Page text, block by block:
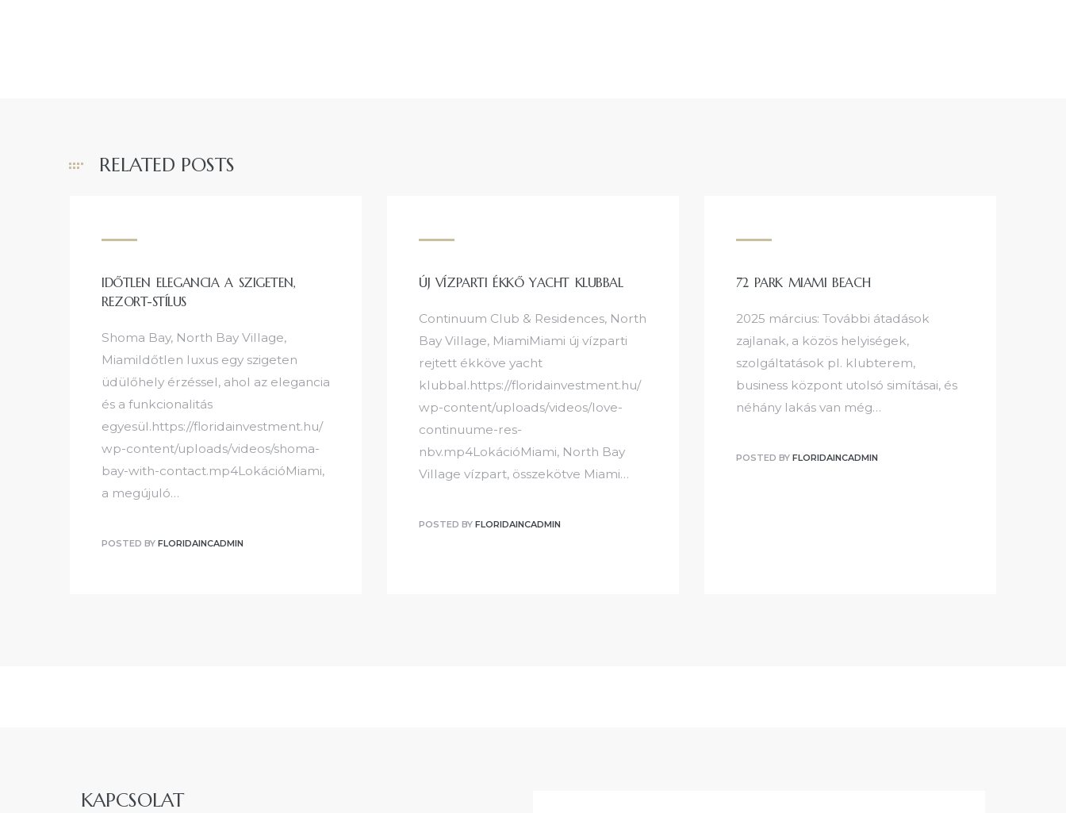
RELATED POSTS
IDŐTLEN ELEGANCIA A SZIGETEN,
REZORT-STÍLUS
Shoma Bay, North Bay Village,
MiamiIdőtlen luxus egy szigeten
üdülőhely érzéssel, ahol az elegancia
és a funkcionalitás
egyesül.https://floridainvestment.hu/
wp-content/uploads/videos/shoma-
bay-with-contact.mp4LokációMiami,
a megújuló…
POSTED BY FLORIDAINCADMIN
ÚJ VÍZPARTI ÉKKŐ YACHT KLUBBAL
Continuum Club & Residences, North
Bay Village, MiamiMiami új vízparti
rejtett ékköve yacht
klubbal.https://floridainvestment.hu/
wp-content/uploads/videos/love-
continuume-res-
nbv.mp4LokációMiami, North Bay
Village vízpart, összekötve Miami…
POSTED BY FLORIDAINCADMIN
72 PARK MIAMI BEACH
2025 március: További átadások
zajlanak, a közös helyiségek,
szolgáltatások pl. klubterem,
business központ utolsó simításai, és
néhány lakás van még…
POSTED BY FLORIDAINCADMIN
KAPCSOLAT